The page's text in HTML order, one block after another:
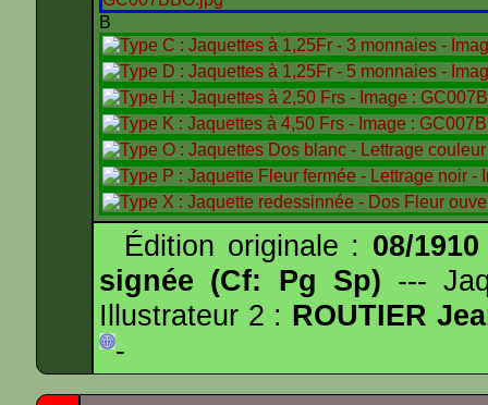
B
Édition originale : 08/1910
signée (Cf: Pg Sp) ---
Illustrateur 2 : ROUTIER
-